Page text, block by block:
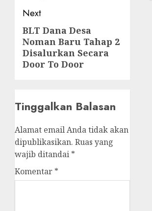
Next
Next
post:
BLT Dana Desa
Noman Baru Tahap 2
Disalurkan Secara
Door To Door
Tinggalkan Balasan
Alamat email Anda tidak akan
dipublikasikan. Ruas yang
wajib ditandai *
Komentar *